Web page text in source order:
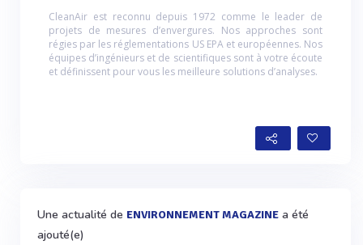
CleanAir est reconnu depuis 1972 comme le leader de
projets de mesures d’envergures. Nos approches sont
régies par les réglementations US EPA et européennes. Nos
équipes d’ingénieurs et de scientifiques sont à votre écoute
et définissent pour vous les meilleure solutions d’analyses.
Une actualité de ENVIRONNEMENT MAGAZINE a été
ajouté(e)